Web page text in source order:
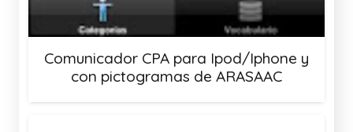
Comunicador CPA para Ipod/Iphone y
con pictogramas de ARASAAC